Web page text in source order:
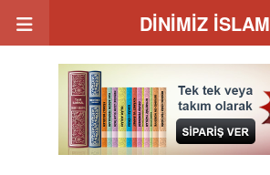
DİNİMİZ İSLAM